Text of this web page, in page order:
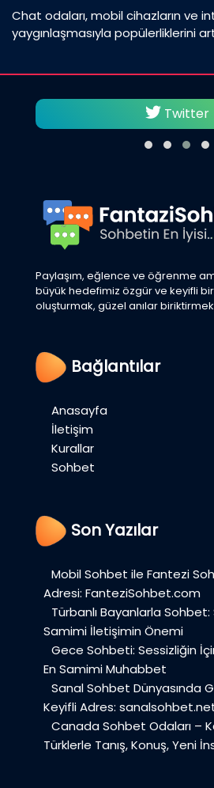
Chat odaları, mobil cihazların ve
yaygınlaşmasıyla popülerliklerini
Twitter
Paylaşım, eğlence ve öğrenme
büyük hedefimiz özgür ve keyifli
oluşturmak, güzel anılar biriktirmek
Bağlantılar
Anasayfa
İletişim
Kurallar
Sohbet
Son Yazılar
Mobil Sohbet ile Fantezi
Adresi: FanteziSohbet.com
Türbanlı Bayanlarla Sohbet:
Samimi İletişimin Önemi
Gece Sohbeti: Sessizliğin
En Samimi Muhabbet
Sanal Sohbet Dünyasında
Keyifli Adres:
Canada Sohbet Odaları –
Türklerle Tanış, Konuş, Yeni